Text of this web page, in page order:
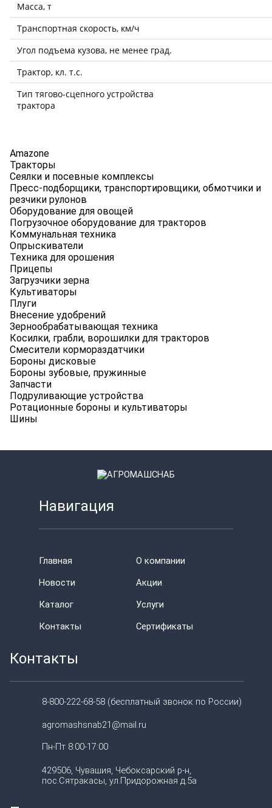
Amazone
Тракторы
Сеялки и посевные комплексы
Пресс-подборщики, транспортировщики, обмотчики и
резчики рулонов
Оборудование для овощей
Погрузочное оборудование для тракторов
Коммунальная техника
Опрыскиватели
Техника для орошения
Прицепы
Загрузчики зерна
Культиваторы
Плуги
Внесение удобрений
Зернообрабатывающая техника
Косилки, грабли, ворошилки для тракторов
Смесители кормораздатчики
Бороны дисковые
Бороны зубовые, пружинные
Запчасти
Подруливающие устройства
Ротационные бороны и культиваторы
Шины
Масса, т
Транспортная скорость, км/ч
Угол подъема кузова, не менее град.
Трактор, кл. т.с.
Тип тягово-сцепного устройства
трактора
Навигация
Главная
О компании
Новости
Акции
Каталог
Услуги
Контакты
Сертификаты
Контакты
8-800-222-68-58 (бесплатный звонок по России)
agromashsnab21@mail.ru
Пн-Пт 8:00-17:00
429506, Чувашия, Чебоксарский р-н,
пос.Сятракасы, ул.Придорожная д.5а